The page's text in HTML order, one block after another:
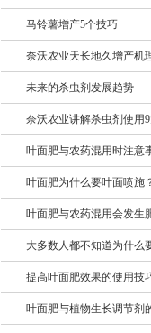
马铃薯增产5个技巧
奈沃农业天长地久增产机
未来的杀虫剂发展趋势
奈沃农业讲解杀虫剂使用
叶面肥与农药混用时注意
叶面肥为什么要叶面喷施
叶面肥与农药混用会发生
大多数人都不知道为什么
提高叶面肥效果的使用技
叶面肥与植物生长调节剂